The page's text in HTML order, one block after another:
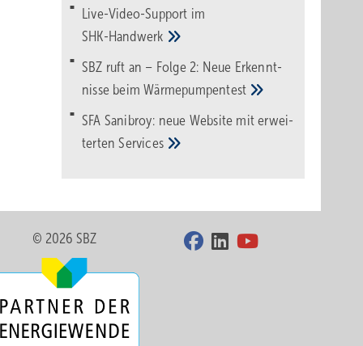
Live-Video-Support im
SHK-Handwerk
SBZ ruft an – Folge 2: Neue Erkennt­
nisse beimWärme­pumpen­test
SFA Sanibroy: neue Web­site mit erwei­
tertenServices
© 2026 SBZ